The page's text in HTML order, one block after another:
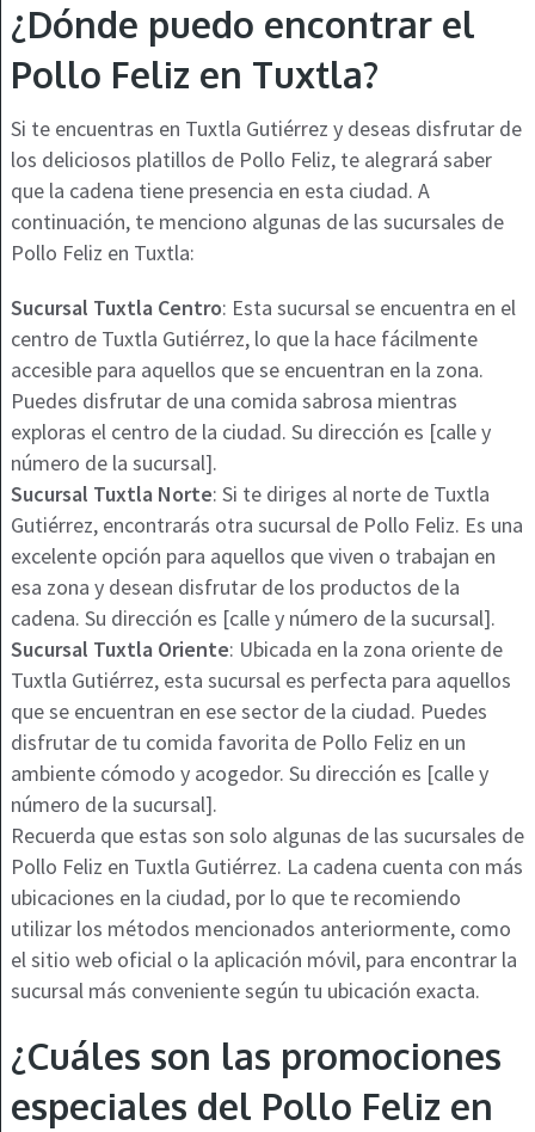
¿Dónde puedo encontrar el
Pollo Feliz en Tuxtla?
Si te encuentras en Tuxtla Gutiérrez y deseas disfrutar de
los deliciosos platillos de Pollo Feliz, te alegrará saber
que la cadena tiene presencia en esta ciudad. A
continuación, te menciono algunas de las sucursales de
Pollo Feliz en Tuxtla:
Sucursal Tuxtla Centro: Esta sucursal se encuentra en el
centro de Tuxtla Gutiérrez, lo que la hace fácilmente
accesible para aquellos que se encuentran en la zona.
Puedes disfrutar de una comida sabrosa mientras
exploras el centro de la ciudad. Su dirección es [calle y
número de la sucursal].
Sucursal Tuxtla Norte: Si te diriges al norte de Tuxtla
Gutiérrez, encontrarás otra sucursal de Pollo Feliz. Es una
excelente opción para aquellos que viven o trabajan en
esa zona y desean disfrutar de los productos de la
cadena. Su dirección es [calle y número de la sucursal].
Sucursal Tuxtla Oriente: Ubicada en la zona oriente de
Tuxtla Gutiérrez, esta sucursal es perfecta para aquellos
que se encuentran en ese sector de la ciudad. Puedes
disfrutar de tu comida favorita de Pollo Feliz en un
ambiente cómodo y acogedor. Su dirección es [calle y
número de la sucursal].
Recuerda que estas son solo algunas de las sucursales de
Pollo Feliz en Tuxtla Gutiérrez. La cadena cuenta con más
ubicaciones en la ciudad, por lo que te recomiendo
utilizar los métodos mencionados anteriormente, como
el sitio web oficial o la aplicación móvil, para encontrar la
sucursal más conveniente según tu ubicación exacta.
¿Cuáles son las promociones
especiales del Pollo Feliz en